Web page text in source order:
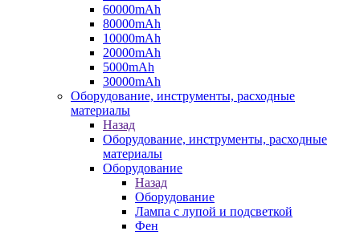
60000mAh
80000mAh
10000mAh
20000mAh
5000mAh
30000mAh
Оборудование, инструменты, расходные
материалы
Назад
Оборудование, инструменты, расходные
материалы
Оборудование
Назад
Оборудование
Лампа с лупой и подсветкой
Фен